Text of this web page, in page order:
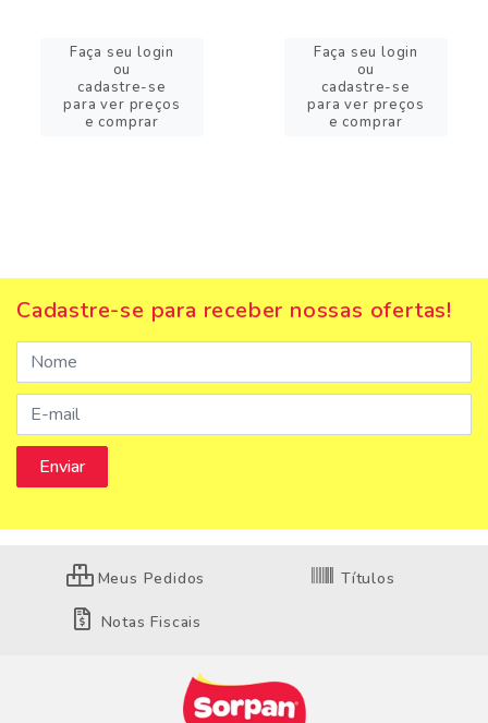
Faça seu login
ou
cadastre-se
para ver preços
e comprar
Faça seu login
ou
cadastre-se
para ver preços
e comprar
Cadastre-se para receber nossas ofertas!
Meus Pedidos Títulos
Notas Fiscais